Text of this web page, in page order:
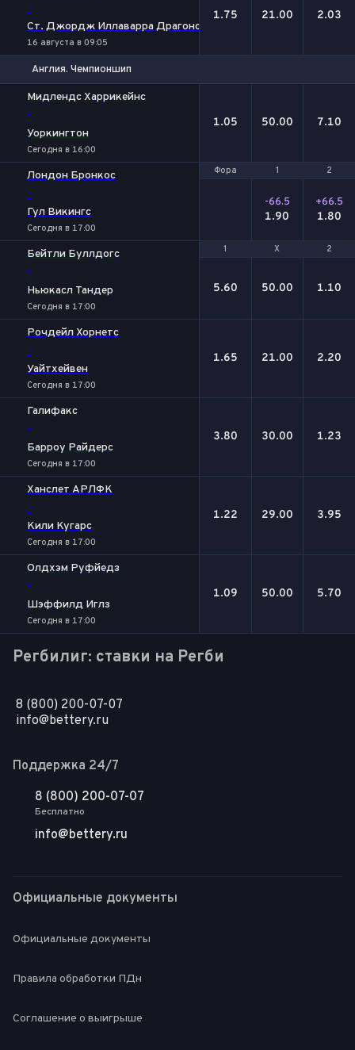
-
Ст. Джордж Иллаварра Драгонс
16 августа в 09:05
1.75 21.00 2.03
Англия. Чемпионшип
Мидлендс Харрикейнс
-
Уоркингтон
Сегодня в 16:00
1.05 50.00 7.10
Фора 1 2
Лондон Бронкос
-
Гул Викингс
Сегодня в 17:00
Фора 1 2
-66.5
1.90
+66.5
1.80
1 Х 2
Бейтли Буллдогс
-
Ньюкасл Тандер
Сегодня в 17:00
1 Х 2
5.60 50.00 1.10
Рочдейл Хорнетс
-
Уайтхейвен
Сегодня в 17:00
1.65 21.00 2.20
Галифакс
-
Барроу Райдерс
Сегодня в 17:00
3.80 30.00 1.23
Ханслет АРЛФК
-
Кили Кугарc
Сегодня в 17:00
1.22 29.00 3.95
Олдхэм Руфйедз
-
Шэффилд Иглз
Сегодня в 17:00
1.09 50.00 5.70
Регбилиг: ставки на Регби
8 (800) 200-07-07
info@bettery.ru
Поддержка 24/7
8 (800) 200-07-07
Бесплатно
info@bettery.ru
Официальные документы
Официальные документы
Правила обработки ПДн
Соглашение о выигрыше